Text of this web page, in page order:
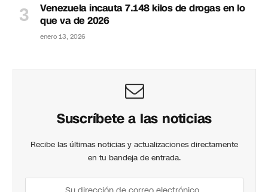
Venezuela incauta 7.148 kilos de drogas en lo
que va de 2026
enero 13, 2026
Suscríbete a las noticias
Recibe las últimas noticias y actualizaciones directamente
en tu bandeja de entrada.